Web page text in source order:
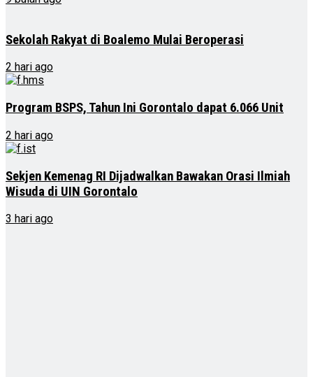
Sekolah Rakyat di Boalemo Mulai Beroperasi
2 hari ago
Program BSPS, Tahun Ini Gorontalo dapat 6.066 Unit
2 hari ago
Sekjen Kemenag RI Dijadwalkan Bawakan Orasi Ilmiah
Wisuda di UIN Gorontalo
3 hari ago